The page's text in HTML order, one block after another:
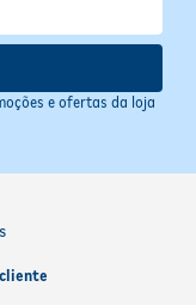
os olhos; em caso
e ofertas da loja